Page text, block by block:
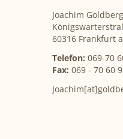
Joachim Goldberg
60316 Frankfurt
Telefon: 069-70
Fax: 069 - 70 60